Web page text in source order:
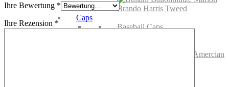
Caps
Baseball Caps
Ihre Bewertung *
Ihre Rezension *